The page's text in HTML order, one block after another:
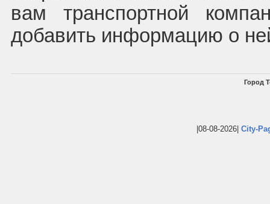
вам транспортной
добавить информацию о
Город
|08-08-2026| City-